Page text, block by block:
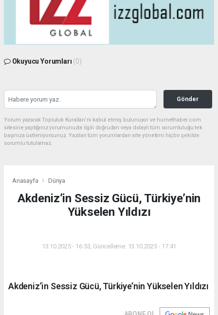
Okuyucu Yorumları (0)
Gönder
Yorum yazarak Topluluk Kuralları’nı kabul etmiş bulunuyor ve hurnethaber.com
sitesine yaptığınız yorumunuzla ilgili doğrudan veya dolaylı tüm sorumluluğu tek
başınıza üstleniyorsunuz. Yazılan tüm yorumlardan site yönetimi hiçbir şekilde
sorumlu tutulamaz.
Anasayfa Dünya
Akdeniz’in Sessiz Gücü, Türkiye’nin
Yükselen Yıldızı
13.10.2025 - 16:53, Güncelleme: 13.10.2025 - 17:41
Akdeniz’in Sessiz Gücü, Türkiye’nin Yükselen Yıldızı